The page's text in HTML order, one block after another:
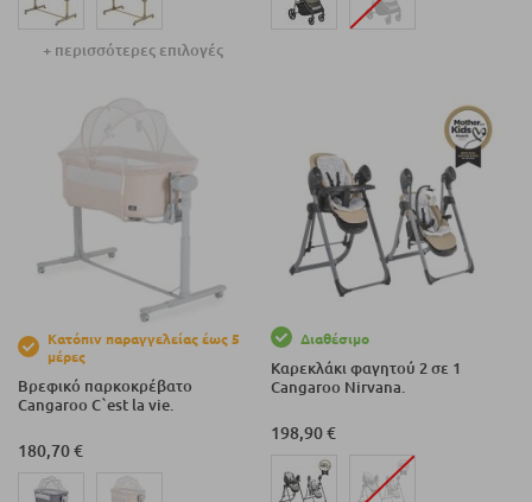
+ περισσότερες επιλογές
Κατόπιν παραγγελείας έως 5
μέρες
Βρεφικό παρκοκρέβατο
Cangaroo C`est la vie.
180,70 €
Διαθέσιμο
Καρεκλάκι φαγητού 2 σε 1
Cangaroo Nirvana.
198,90 €